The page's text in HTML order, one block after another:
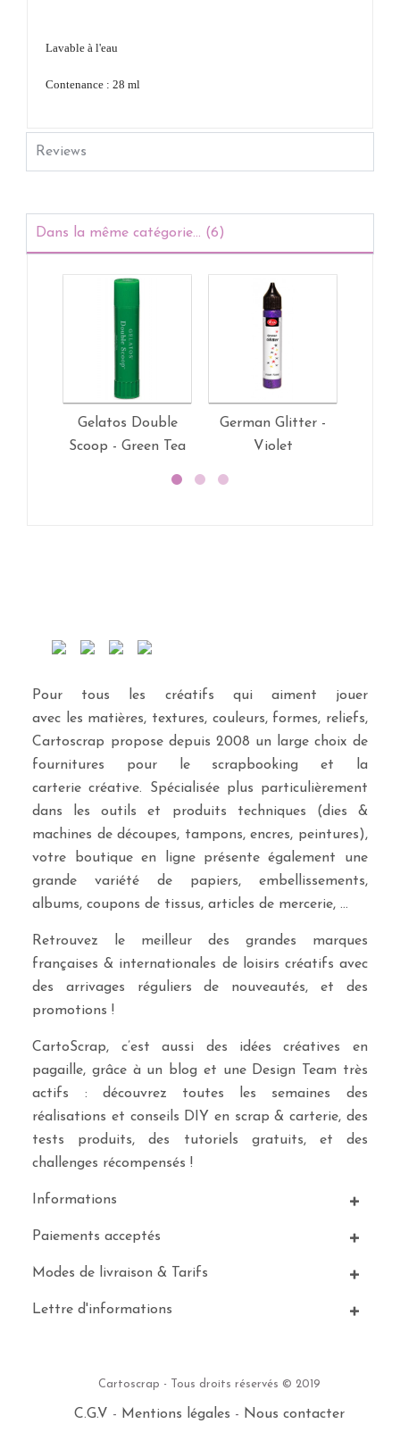
Lavable à l'eau
Contenance : 28 ml
Reviews
Dans la même catégorie... (6)
Gelatos Double
Scoop - Green Tea
German Glitter -
Violet
Pour tous les créatifs qui aiment jouer
avec les matières, textures, couleurs, formes, reliefs,
Cartoscrap propose depuis 2008 un large choix de
fournitures pour le scrapbooking et la
carterie créative. Spécialisée plus particulièrement
dans les outils et produits techniques (dies &
machines de découpes, tampons, encres, peintures),
votre boutique en ligne présente également une
grande variété de papiers, embellissements,
albums, coupons de tissus, articles de mercerie, …
Retrouvez le meilleur des grandes marques
françaises & internationales de loisirs créatifs avec
des arrivages réguliers de nouveautés, et des
promotions !
CartoScrap, c’est aussi des idées créatives en
pagaille, grâce à un blog et une Design Team très
actifs : découvrez toutes les semaines des
réalisations et conseils DIY en scrap & carterie, des
tests produits, des tutoriels gratuits, et des
challenges récompensés !
Informations
Paiements acceptés
Modes de livraison & Tarifs
Lettre d'informations
Cartoscrap - Tous droits réservés © 2019
C.G.V - Mentions légales - Nous contacter